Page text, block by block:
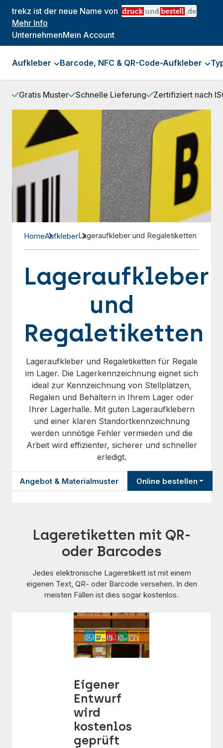
trekz ist der neue Name von
Mehr Info
.
UnternehmenMein Account
Aufkleber Barcode, NFC & QR-Code-Aufkleber
Gratis Muster Schnelle Lieferung Zertifiziert nach
HomeAufkleberLageraufkleber und Regaletiketten
Lageraufkleber
und
Regaletiketten
Lageraufkleber und Regaletiketten für Regale
im Lager. Die Lagerkennzeichnung eignet sich
ideal zur Kennzeichnung von Stellplätzen,
Regalen und Behältern in Ihrem Lager oder
Ihrer Lagerhalle. Mit guten Lageraufklebern
und einer klaren Standortkennzeichnung
werden unnötige Fehler vermieden und die
Arbeit wird effizienter, sicherer und schneller
erledigt.
Angebot & Materialmuster Online bestellen
Lageretiketten mit QR-
oder Barcodes
Jedes elektronische Lageretikett ist mit einem
eigenen Text, QR- oder Barcode versehen. In den
meisten Fällen ist dies sogar kostenlos.
Eigener
Entwurf
wird
kostenlos
geprüft